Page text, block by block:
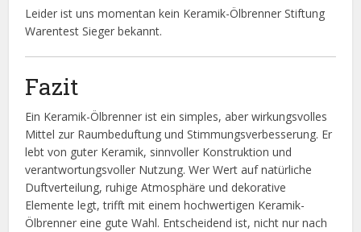
Leider ist uns momentan kein Keramik-Ölbrenner Stiftung
Warentest Sieger bekannt.
Fazit
Ein Keramik-Ölbrenner ist ein simples, aber wirkungsvolles
Mittel zur Raumbeduftung und Stimmungsverbesserung. Er
lebt von guter Keramik, sinnvoller Konstruktion und
verantwortungsvoller Nutzung. Wer Wert auf natürliche
Duftverteilung, ruhige Atmosphäre und dekorative
Elemente legt, trifft mit einem hochwertigen Keramik-
Ölbrenner eine gute Wahl. Entscheidend ist, nicht nur nach